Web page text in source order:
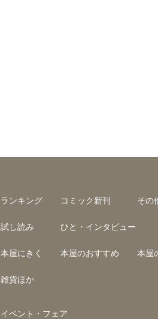
ランキング コミック新刊 その
試し読み ひと・インタビュー
本屋にきく 本屋のおすすめ 本屋
雑貨ほか
イベント・フェア